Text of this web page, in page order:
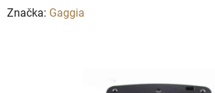
Značka: Gaggia